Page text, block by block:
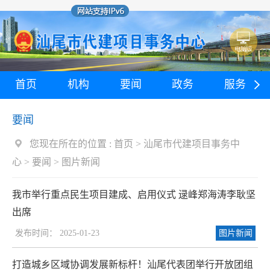
首页 机构 要闻 政务 服务
要闻
您现在所在的位置 : 首页 > 汕尾市代建项目事务中
心 > 要闻 > 图片新闻
我市举行重点民生项目建成、启用仪式 逯峰郑海涛李耿坚
出席
发布时间： 2025-01-23 图片新闻
打造城乡区域协调发展新标杆！汕尾代表团举行开放团组